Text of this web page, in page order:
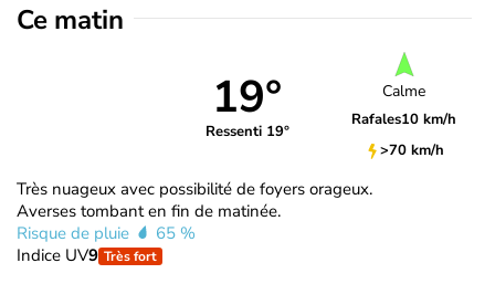
Ce matin
19°
Ressenti 19°
Calme
Rafales10 km/h
>70 km/h
Très nuageux avec possibilité de foyers orageux.
Averses tombant en fin de matinée.
Risque de pluie
65 %
Indice UV9 Très fort